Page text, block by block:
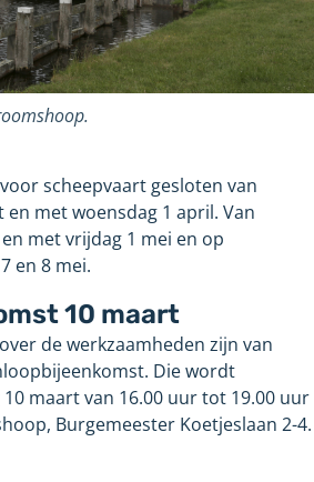
scheepvaart gesloten van
met woensdag 1 april. Van
met vrijdag 1 mei en op
en 8 mei.
10 maart
de werkzaamheden zijn van
Die wordt
maart van 16.00 uur tot 19.00 uur
Burgemeester Koetjeslaan 2-4.